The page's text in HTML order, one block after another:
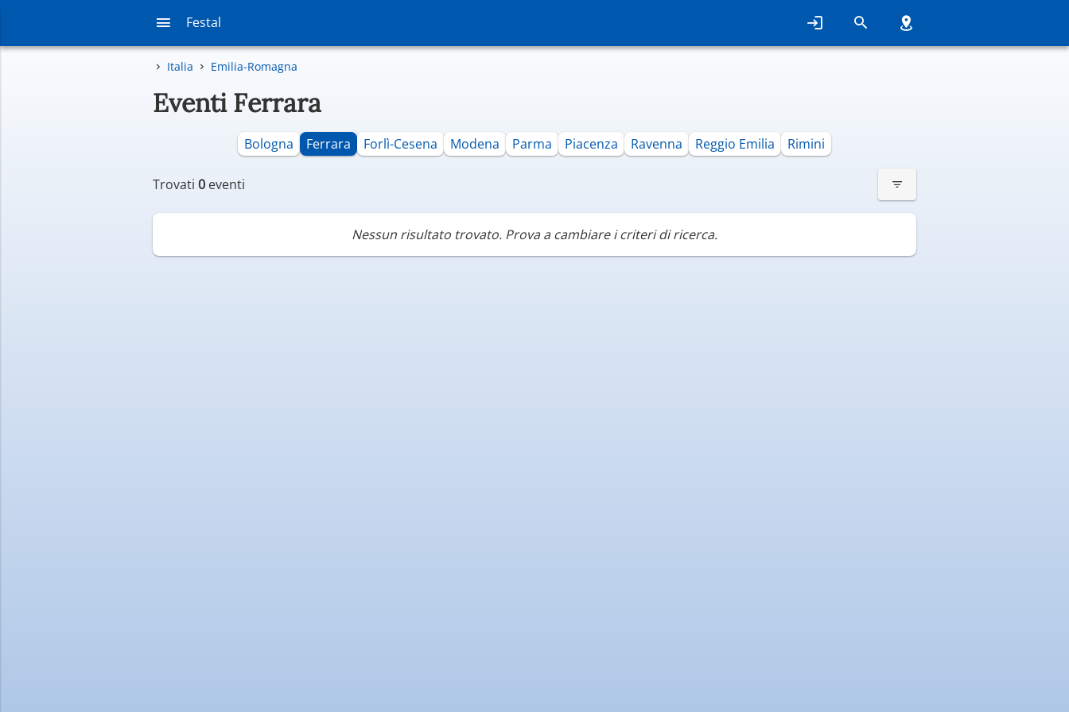
Festal
Italia Emilia-Romagna
Eventi Ferrara
Bologna Ferrara Forlì-Cesena Modena Parma Piacenza Ravenna Reggio Emilia Rimini
Trovati 0 eventi
Nessun risultato trovato. Prova a cambiare i criteri di ricerca.